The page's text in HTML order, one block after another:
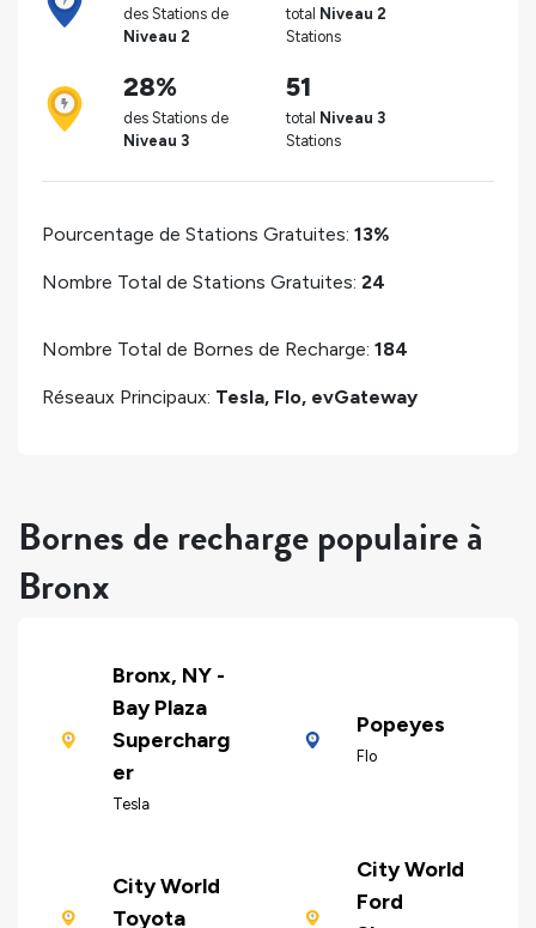
des Stations de
Niveau 2
total Niveau 2
Stations
28%
des Stations de
Niveau 3
51
total Niveau 3
Stations
Pourcentage de Stations Gratuites: 13%
Nombre Total de Stations Gratuites: 24
Nombre Total de Bornes de Recharge: 184
Réseaux Principaux: Tesla, Flo, evGateway
Bornes de recharge populaire à
Bronx
Bronx, NY -
Bay Plaza
Supercharg
er
Tesla
Popeyes
Flo
City World
Toyota
City World
Ford